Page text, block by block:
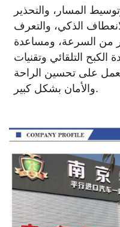
المسار، والتحذير
الذكي، والتعرف
من السرعة، ومساعدة
التلقائي وتقنيات
على تحسين الراحة
والأمان بشكل كبير.